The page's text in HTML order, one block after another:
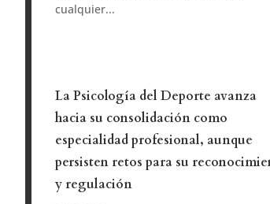
cualquier...
La Psicología del Deporte avanza
hacia su consolidación como
especialidad profesional, aunque
persisten retos para su
y regulación